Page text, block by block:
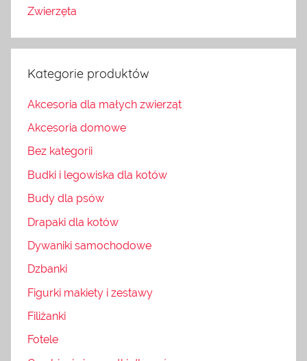
Zwierzęta
Kategorie produktów
Akcesoria dla małych zwierząt
Akcesoria domowe
Bez kategorii
Budki i legowiska dla kotów
Budy dla psów
Drapaki dla kotów
Dywaniki samochodowe
Dzbanki
Figurki makiety i zestawy
Filiżanki
Fotele